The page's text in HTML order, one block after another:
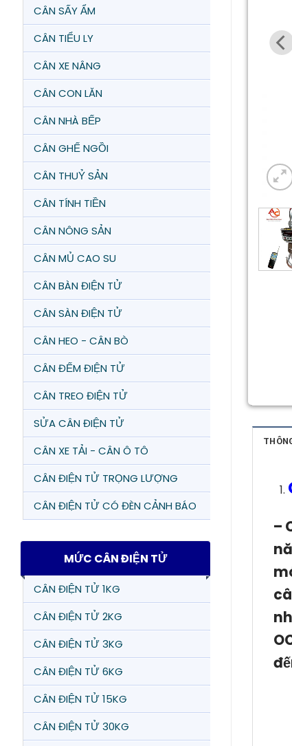
CÂN SẤY ẨM
CÂN TIỂU LY
CÂN XE NÂNG
CÂN CON LĂN
CÂN NHÀ BẾP
CÂN GHẾ NGỒI
CÂN THUỶ SẢN
CÂN TÍNH TIỀN
CÂN NÔNG SẢN
CÂN MỦ CAO SU
CÂN BÀN ĐIỆN TỬ
CÂN SÀN ĐIỆN TỬ
CÂN HEO - CÂN BÒ
CÂN ĐẾM ĐIỆN TỬ
CÂN TREO ĐIỆN TỬ
SỬA CÂN ĐIỆN TỬ
CÂN XE TẢI - CÂN Ô TÔ
CÂN ĐIỆN TỬ TRỌNG LƯỢNG
CÂN ĐIỆN TỬ CÓ ĐÈN CẢNH BÁO
MỨC CÂN ĐIỆN TỬ
CÂN ĐIỆN TỬ 1KG
CÂN ĐIỆN TỬ 2KG
CÂN ĐIỆN TỬ 3KG
CÂN ĐIỆN TỬ 6KG
CÂN ĐIỆN TỬ 15KG
CÂN ĐIỆN TỬ 30KG
–